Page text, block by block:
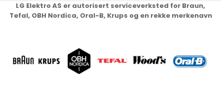
LG Elektro AS er autorisert serviceverksted for Braun,
Tefal, OBH Nordica, Oral-B, Krups og en rekke merkenavn